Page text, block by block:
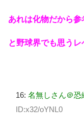
あれは化物だから
と野球界でも思うレ
16: 名無しさん＠恐
ID:x32/oYNL0